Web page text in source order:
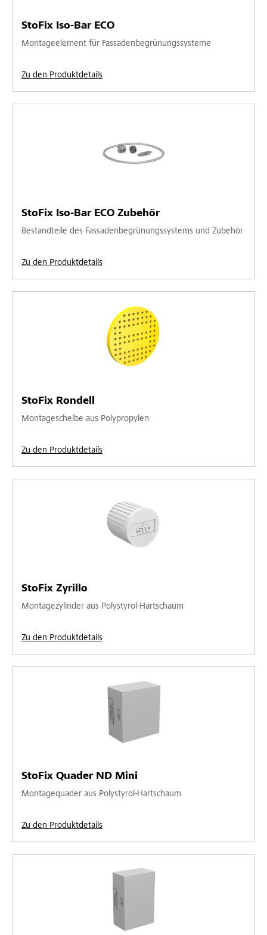
StoFix Iso-Bar ECO
Montageelement für Fassadenbegrünungssysteme
Zu den Produktdetails
StoFix Iso-Bar ECO Zubehör
Bestandteile des Fassadenbegrünungssystems und Zubehör
Zu den Produktdetails
StoFix Rondell
Montagescheibe aus Polypropylen
Zu den Produktdetails
StoFix Zyrillo
Montagezylinder aus Polystyrol-Hartschaum
Zu den Produktdetails
StoFix Quader ND Mini
Montagequader aus Polystyrol-Hartschaum
Zu den Produktdetails